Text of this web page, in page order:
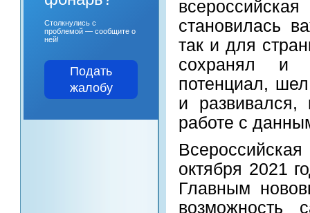
Столкнулись с
проблемой — сообщите о
ней!
Подать
жалобу
становилась
так и для
сохранял и
потенциал,
и
работе с
октября 2021
Главным
возможность